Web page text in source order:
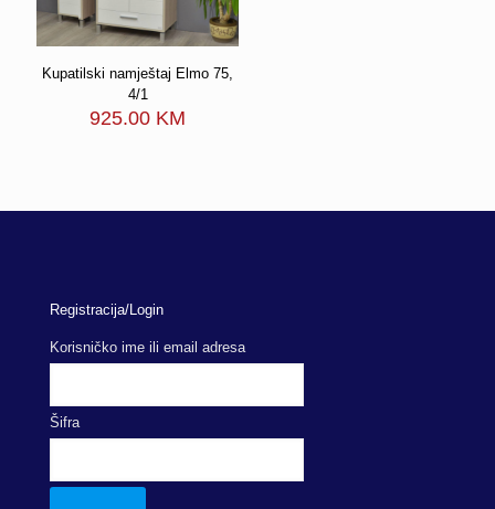
Kupatilski namještaj Elmo 75,
4/1
925.00 KM
Registracija/Login
Korisničko ime ili email adresa
Šifra